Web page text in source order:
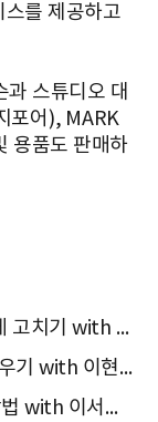
스를 제공하고
과 스튜디오 대
포어), MARK
용품도 판매하
부상 확률 높이는 '치킨윙' 간단하게 고치기 with 홍태경 프로
일관성 높이는 올바른 어드레스 배우기 with 이현지 프로
공 위치에 따른 손쉬운 탄도조절 방법 with 이서현 프로